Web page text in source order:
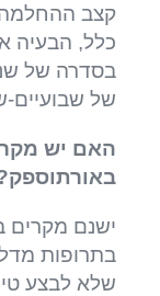
קצב ההחלמה
כלל, הבעיה
בסדרה של
של שבועיים-
האם יש
ישנם מקרים
בתרופות
שלא לבצע